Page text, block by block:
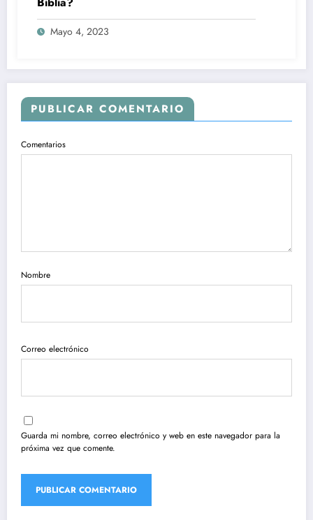
Mayo 4, 2023
PUBLICAR COMENTARIO
Comentarios
Nombre
Correo electrónico
Guarda mi nombre, correo electrónico y web en este navegador para la
próxima vez que comente.